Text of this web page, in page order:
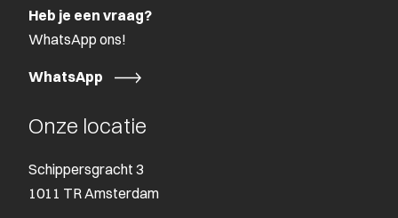
Heb je een vraag?
WhatsApp ons!
WhatsApp
Onze locatie
Schippersgracht 3
1011 TR Amsterdam